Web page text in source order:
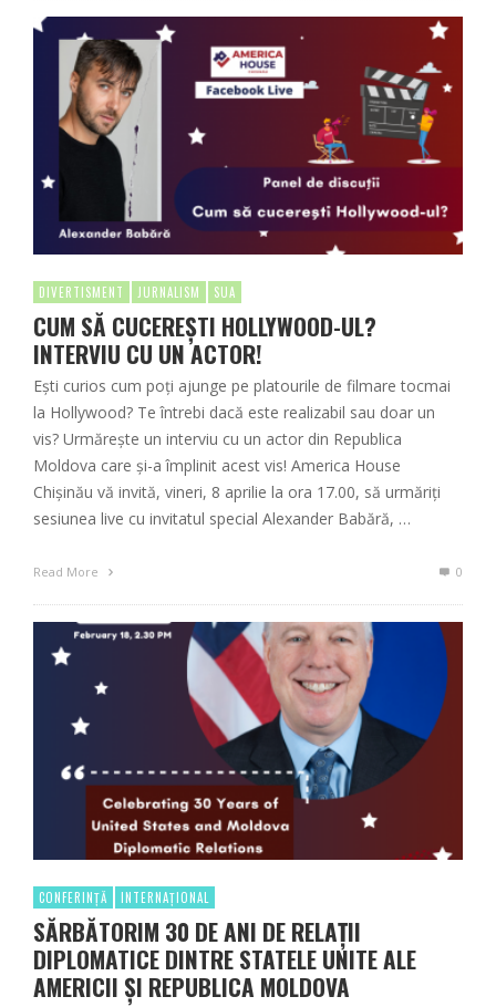
DIVERTISMENT JURNALISM SUA
CUM SĂ CUCEREȘTI HOLLYWOOD-UL?
INTERVIU CU UN ACTOR!
Ești curios cum poți ajunge pe platourile de filmare tocmai
la Hollywood? Te întrebi dacă este realizabil sau doar un
vis? Urmărește un interviu cu un actor din Republica
Moldova care și-a împlinit acest vis! America House
Chișinău vă invită, vineri, 8 aprilie la ora 17.00, să urmăriți
sesiunea live cu invitatul special Alexander Babără, …
Read More 0
CONFERINȚĂ INTERNAȚIONAL
SĂRBĂTORIM 30 DE ANI DE RELAȚII
DIPLOMATICE DINTRE STATELE UNITE ALE
AMERICII ȘI REPUBLICA MOLDOVA